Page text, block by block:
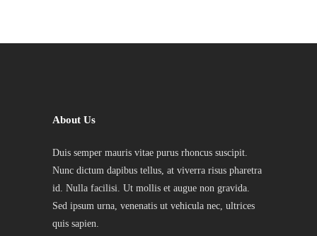
About Us
Duis semper mauris vitae purus rhoncus suscipit.
Nunc dictum dapibus tellus, at viverra risus pharetra
id. Nulla facilisi. Ut mollis et augue non gravida.
Sed ipsum urna, venenatis ut vehicula nec, ultrices
quis sapien.